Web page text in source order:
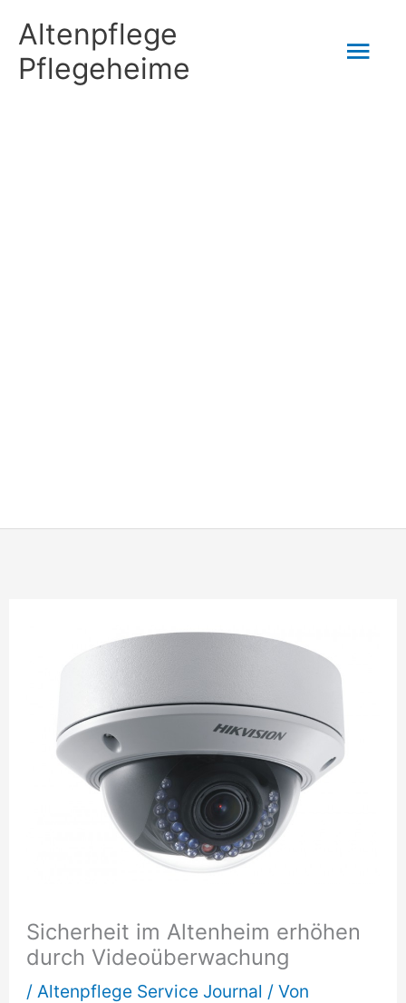
Inhalt
springen
Altenpflege
Pflegeheime
Sicherheit im Altenheim erhöhen
durch Videoüberwachung
/ Altenpflege Service Journal / Von